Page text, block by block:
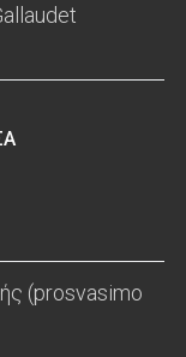
(prosvasimo